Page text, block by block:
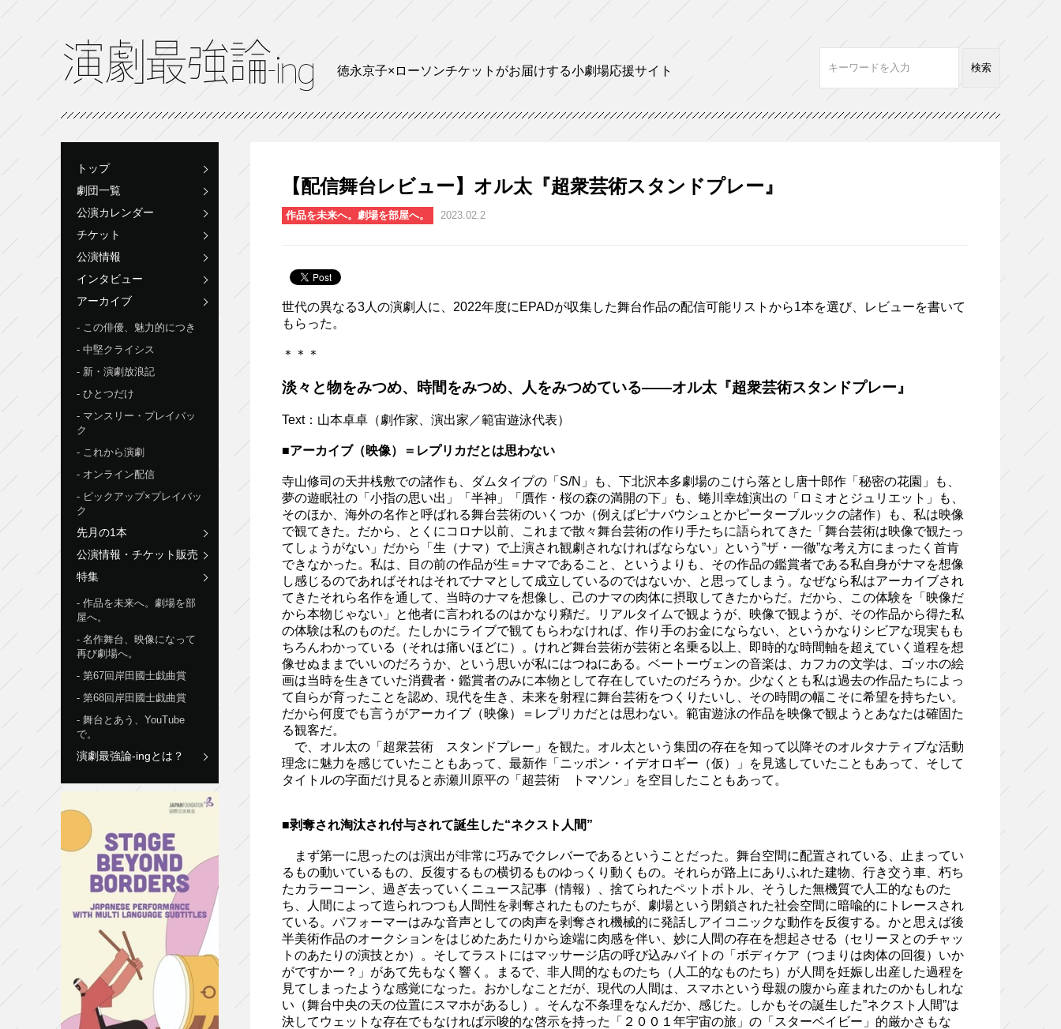
徳永京子×ローソンチケットがお届けする小劇場応援サイト
トップ
劇団一覧
公演カレンダー
チケット
公演情報
インタビュー
アーカイブ
この俳優、魅力的につき
中堅クライシス
新・演劇放浪記
ひとつだけ
マンスリー・プレイバッ
ク
これから演劇
オンライン配信
ピックアップ×プレイバッ
ク
先月の1本
公演情報・チケット販売
特集
作品を未来へ。劇場を部
屋へ。
名作舞台、映像になって
再び劇場へ。
第67回岸田國士戯曲賞
第68回岸田國士戯曲賞
舞台とあう、YouTube
で。
演劇最強論-ingとは？
【配信舞台レビュー】オル太『超衆芸術スタンドプレー』
作品を未来へ。劇場を部屋へ。 2023.02.2
世代の異なる3人の演劇人に、2022年度にEPADが収集した舞台作品の配信可能リストから1本を選び、レビューを書いて
もらった。
＊＊＊
淡々と物をみつめ、時間をみつめ、人をみつめている――オル太『超衆芸術スタンドプレー』
Text：山本卓卓（劇作家、演出家／範宙遊泳代表）
■アーカイブ（映像）＝レプリカだとは思わない
寺山修司の天井桟敷での諸作も、ダムタイプの「S/N」も、下北沢本多劇場のこけら落とし唐十郎作「秘密の花園」も、
夢の遊眠社の「小指の思い出」「半神」「贋作・桜の森の満開の下」も、蜷川幸雄演出の「ロミオとジュリエット」も、
そのほか、海外の名作と呼ばれる舞台芸術のいくつか（例えばピナバウシュとかピーターブルックの諸作）も、私は映像
で観てきた。だから、とくにコロナ以前、これまで散々舞台芸術の作り手たちに語られてきた「舞台芸術は映像で観たっ
てしょうがない」だから「生（ナマ）で上演され観劇されなければならない」という”ザ・一徹”な考え方にまったく首肯
できなかった。私は、目の前の作品が生＝ナマであること、というよりも、その作品の鑑賞者である私自身がナマを想像
し感じるのであればそれはそれでナマとして成立しているのではないか、と思ってしまう。なぜなら私はアーカイブされ
てきたそれら名作を通して、当時のナマを想像し、己のナマの肉体に摂取してきたからだ。だから、この体験を「映像だ
から本物じゃない」と他者に言われるのはかなり癪だ。リアルタイムで観ようが、映像で観ようが、その作品から得た私
の体験は私のものだ。たしかにライブで観てもらわなければ、作り手のお金にならない、というかなりシビアな現実もも
ちろんわかっている（それは痛いほどに）。けれど舞台芸術が芸術と名乗る以上、即時的な時間軸を超えていく道程を想
像せぬままでいいのだろうか、という思いが私にはつねにある。ベートーヴェンの音楽は、カフカの文学は、ゴッホの絵
画は当時を生きていた消費者・鑑賞者のみに本物として存在していたのだろうか。少なくとも私は過去の作品たちによっ
て自らが育ったことを認め、現代を生き、未来を射程に舞台芸術をつくりたいし、その時間の幅こそに希望を持ちたい。
だから何度でも言うがアーカイブ（映像）＝レプリカだとは思わない。範宙遊泳の作品を映像で観ようとあなたは確固た
る観客だ。
で、オル太の「超衆芸術 スタンドプレー」を観た。オル太という集団の存在を知って以降そのオルタナティブな活動
理念に魅力を感じていたこともあって、最新作「ニッポン・イデオロギー（仮）」を見逃していたこともあって、そして
タイトルの字面だけ見ると赤瀬川原平の「超芸術 トマソン」を空目したこともあって。
■剥奪され淘汰され付与されて誕生した“ネクスト人間”
まず第一に思ったのは演出が非常に巧みでクレバーであるということだった。舞台空間に配置されている、止まってい
るもの動いているもの、反復するもの横切るものゆっくり動くもの。それらが路上にありふれた建物、行き交う車、朽ち
たカラーコーン、過ぎ去っていくニュース記事（情報）、捨てられたペットボトル、そうした無機質で人工的なものた
ち、人間によって造られつつも人間性を剥奪されたものたちが、劇場という閉鎖された社会空間に暗喩的にトレースされ
ている。パフォーマーはみな音声としての肉声を剥奪され機械的に発話しアイコニックな動作を反復する。かと思えば後
半美術作品のオークションをはじめたあたりから途端に肉感を伴い、妙に人間の存在を想起させる（セリーヌとのチャッ
トのあたりの演技とか）。そしてラストにはマッサージ店の呼び込みバイトの「ボディケア（つまりは肉体の回復）いか
がですかー？」があて先もなく響く。まるで、非人間的なものたち（人工的なものたち）が人間を妊娠し出産した過程を
見てしまったような感覚になった。おかしなことだが、現代の人間は、スマホという母親の腹から産まれたのかもしれな
い（舞台中央の天の位置にスマホがあるし）。そんな不条理をなんだか、感じた。しかもその誕生した”ネクスト人間”は
決してウェットな存在でもなければ示唆的な啓示を持った「２００１年宇宙の旅」の「スターベイビー」的厳かさもな